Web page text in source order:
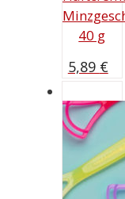
40 g
5,89 €